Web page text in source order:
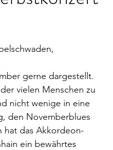
gerne dargestellt.
vielen Menschen zu
nicht wenige in eine
den Novemberblues
hat das Akkordeon-
ein bewährtes